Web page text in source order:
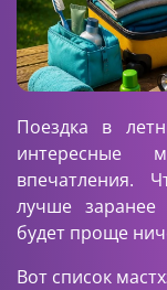
Поездка в
интересные
впечатления.
лучше заранее
будет проще
Вот список